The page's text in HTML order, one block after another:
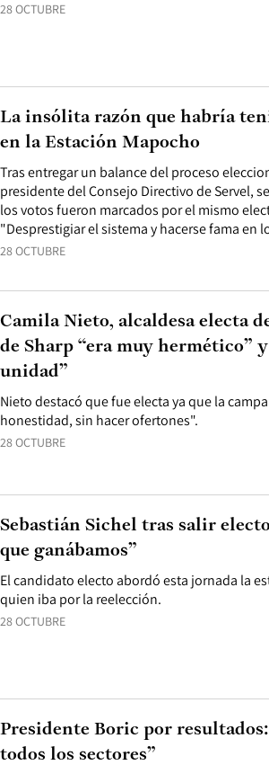
28 OCTUBRE
28 OCTUBRE
Tras entregar un balance del proceso
presidente del Consejo Directivo de Servel,
los votos fueron marcados por el mismo
"Desprestigiar el sistema y hacerse fama en
La insólita razón que habría
en la Estación Mapocho
28 OCTUBRE
Nieto destacó que fue electa ya que la
honestidad, sin hacer ofertones".
Camila Nieto, alcaldesa electa
de Sharp “era muy hermético”
unidad”
28 OCTUBRE
El candidato electo abordó esta jornada la
quien iba por la reelección.
Sebastián Sichel tras salir
que ganábamos”
Presidente Boric por
todos los sectores”